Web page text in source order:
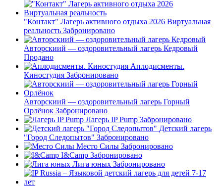
"Контакт" Лагерь активного отдыха 2026 Виртуальная
реальность Забронировано
Авторскиий — оздоровительный лагерь Кедровый
Продано
Аплодисменты.
Киностудия Забронировано
Авторскиий — оздоровительный лагерь Горный
Орлёнок Забронировано
Лагерь IP Pump Забронировано
Детский лагерь
"Город Следопытов" Забронировано
Место Силы Забронировано
I&Camp Забронировано
Лига юных Забронировано